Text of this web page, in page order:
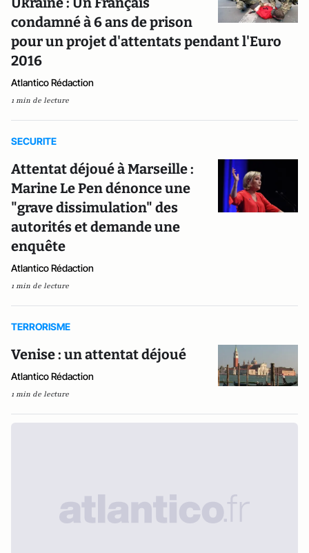
condamné à 6 ans de prison
pour un projet d'attentats pendant l'Euro
2016
Atlantico Rédaction
1 min de lecture
SECURITE
Attentat déjoué à Marseille :
Marine Le Pen dénonce une
"grave dissimulation" des
autorités et demande une
enquête
Atlantico Rédaction
1 min de lecture
TERRORISME
Venise : un attentat déjoué
Atlantico Rédaction
1 min de lecture